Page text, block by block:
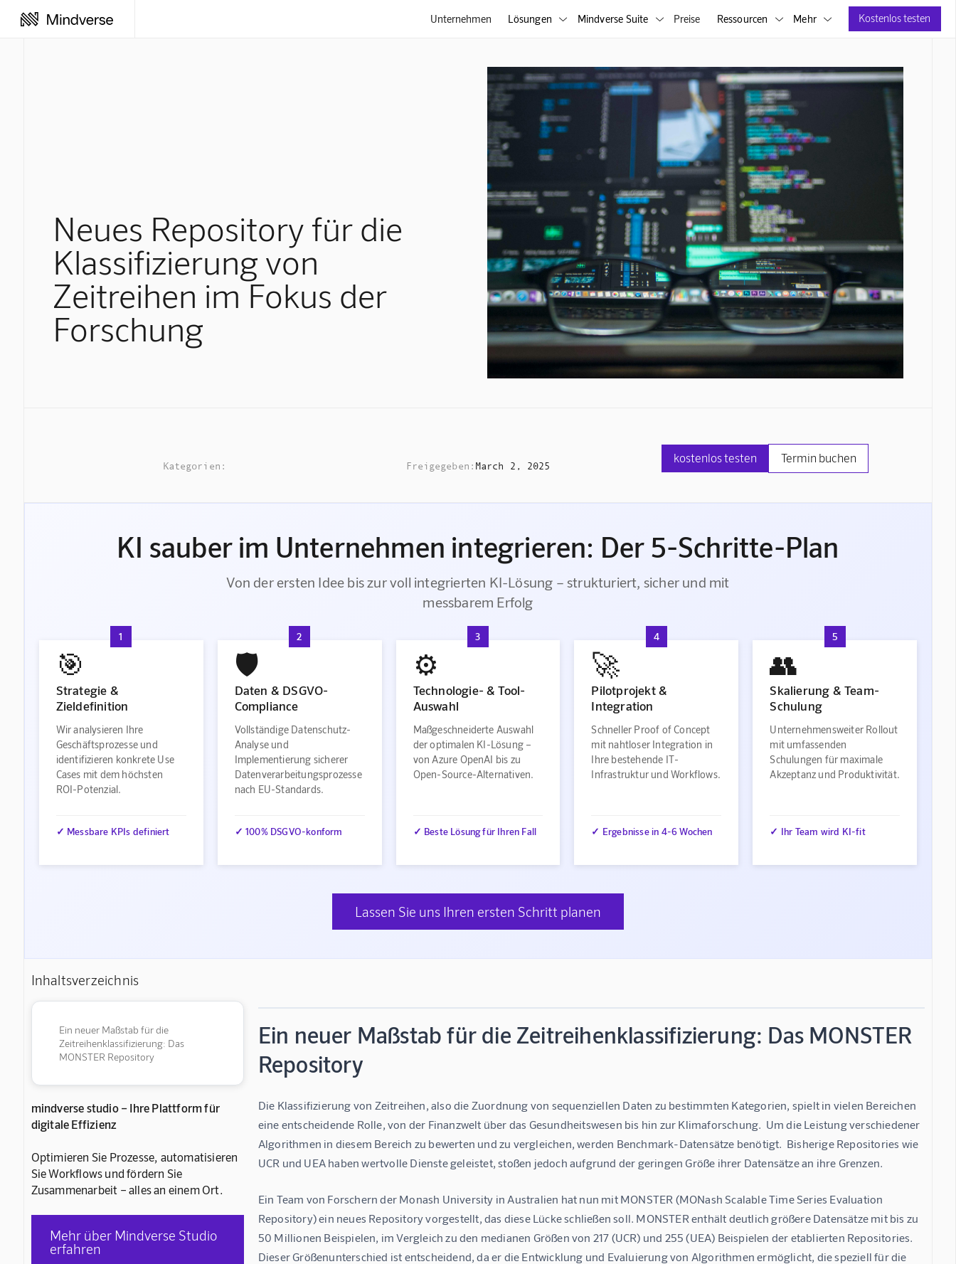
Unternehmen Lösungen  Mindverse Suite  Preise Ressourcen  Mehr  Kostenlos testen
Neues Repository für die
Klassifizierung von
Zeitreihen im Fokus der
Forschung
Kategorien: Freigegeben: March 2, 2025
kostenlos testen Termin buchen
KI sauber im Unternehmen integrieren: Der 5-Schritte-Plan
Von der ersten Idee bis zur voll integrierten KI-Lösung – strukturiert, sicher und mit
messbarem Erfolg
1
🎯
Strategie &
Zieldefinition
Wir analysieren Ihre
Geschäftsprozesse und
identifizieren konkrete Use
Cases mit dem höchsten
ROI-Potenzial.
✓ Messbare KPIs definiert
2
🛡️
Daten & DSGVO-
Compliance
Vollständige Datenschutz-
Analyse und
Implementierung sicherer
Datenverarbeitungsprozesse
nach EU-Standards.
✓ 100% DSGVO-konform
3
⚙️
Technologie- & Tool-
Auswahl
Maßgeschneiderte Auswahl
der optimalen KI-Lösung –
von Azure OpenAI bis zu
Open-Source-Alternativen.
✓ Beste Lösung für Ihren Fall
4
🚀
Pilotprojekt &
Integration
Schneller Proof of Concept
mit nahtloser Integration in
Ihre bestehende IT-
Infrastruktur und Workflows.
✓ Ergebnisse in 4-6 Wochen
5
👥
Skalierung & Team-
Schulung
Unternehmensweiter Rollout
mit umfassenden
Schulungen für maximale
Akzeptanz und Produktivität.
✓ Ihr Team wird KI-fit
Lassen Sie uns Ihren ersten Schritt planen
Inhaltsverzeichnis
Ein neuer Maßstab für die
Zeitreihenklassifizierung: Das
MONSTER Repository
mindverse studio – Ihre Plattform für
digitale Effizienz
Optimieren Sie Prozesse, automatisieren
Sie Workflows und fördern Sie
Zusammenarbeit – alles an einem Ort.
Mehr über Mindverse Studio
erfahren
Ein neuer Maßstab für die Zeitreihenklassifizierung: Das MONSTER
Repository
Die Klassifizierung von Zeitreihen, also die Zuordnung von sequenziellen Daten zu bestimmten Kategorien, spielt in vielen Bereichen
eine entscheidende Rolle, von der Finanzwelt über das Gesundheitswesen bis hin zur Klimaforschung.  Um die Leistung verschiedener
Algorithmen in diesem Bereich zu bewerten und zu vergleichen, werden Benchmark-Datensätze benötigt.  Bisherige Repositories wie
UCR und UEA haben wertvolle Dienste geleistet, stoßen jedoch aufgrund der geringen Größe ihrer Datensätze an ihre Grenzen.
Ein Team von Forschern der Monash University in Australien hat nun mit MONSTER (MONash Scalable Time Series Evaluation
Repository) ein neues Repository vorgestellt, das diese Lücke schließen soll. MONSTER enthält deutlich größere Datensätze mit bis zu
50 Millionen Beispielen, im Vergleich zu den medianen Größen von 217 (UCR) und 255 (UEA) Beispielen der etablierten Repositories.
Dieser Größenunterschied ist entscheidend, da er die Entwicklung und Evaluierung von Algorithmen ermöglicht, die speziell für die